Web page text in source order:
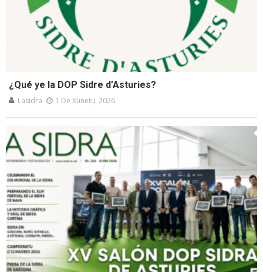
¿Qué ye la DOP Sidre d’Asturies?
Lasidra 1 De Xunetu, 2026